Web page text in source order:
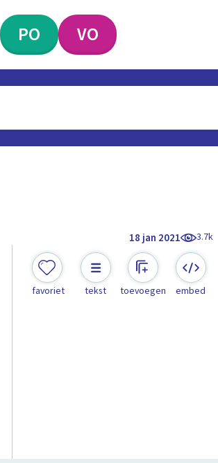
PO VO
18 jan 2021 3.7k
favoriet tekst toevoegen embed